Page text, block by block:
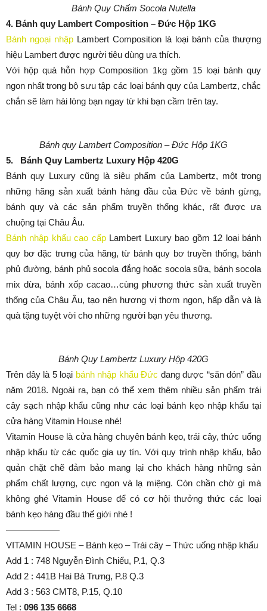
Bánh Quy Chấm Socola Nutella
4. Bánh quy Lambert Composition – Đức Hộp 1KG
Bánh ngoại nhập Lambert Composition là loại bánh của thượng
hiệu Lambert được người tiêu dùng ưa thích.
Với hộp quà hỗn hợp Composition 1kg gồm 15 loại bánh quy
ngon nhất trong bộ sưu tập các loại bánh quy của Lambertz, chắc
chắn sẽ làm hài lòng bạn ngay từ khi bạn cầm trên tay.
Bánh quy Lambert Composition – Đức Hộp 1KG
5. Bánh Quy Lambertz Luxury Hộp 420G
Bánh quy Luxury cũng là siêu phẩm của Lambertz, một trong
những hãng sản xuất bánh hàng đầu của Đức về bánh gừng,
bánh quy và các sản phẩm truyền thống khác, rất được ưa
chuộng tại Châu Âu.
Bánh nhập khẩu cao cấpLambert Luxury bao gồm 12 loại bánh
quy bơ đặc trưng của hãng, từ bánh quy bơ truyền thống, bánh
phủ đường, bánh phủ socola đắng hoặc socola sữa, bánh socola
mix dừa, bánh xốp cacao…cùng phương thức sản xuất truyền
thống của Châu Âu, tạo nên hương vị thơm ngon, hấp dẫn và là
quà tặng tuyệt vời cho những người bạn yêu thương.
Bánh Quy Lambertz Luxury Hộp 420G
Trên đây là 5 loại bánh nhập khẩu Đức đang được “săn đón” đầu
năm 2018. Ngoài ra, bạn có thể xem thêm nhiều sản phẩm trái
cây sạch nhập khẩu cũng như các loại bánh kẹo nhập khẩu tại
cửa hàng Vitamin House nhé!
Vitamin House là cửa hàng chuyên bánh kẹo, trái cây, thức uống
nhập khẩu từ các quốc gia uy tín. Với quy trình nhập khẩu, bảo
quản chặt chẽ đảm bảo mang lại cho khách hàng những sản
phẩm chất lượng, cực ngon và lạ miệng. Còn chần chờ gì mà
không ghé Vitamin House để có cơ hội thưởng thức các loại
bánh kẹo hàng đầu thế giới nhé !
——————
VITAMIN HOUSE – Bánh kẹo – Trái cây – Thức uống nhập khẩu
Add 1 : 748 Nguyễn Đình Chiểu, P.1, Q.3
Add 2 : 441B Hai Bà Trưng, P.8 Q.3
Add 3 : 563 CMT8, P.15, Q.10
Tel : 096 135 6668